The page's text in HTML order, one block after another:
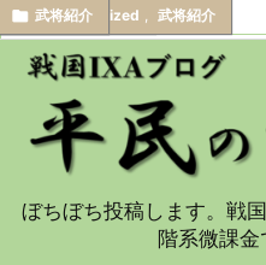
ぼちぼち投稿します。戦
階系微課
 武将紹介
 考察 , 部隊作成
 Uncategorized , 武将紹介
 武将紹介